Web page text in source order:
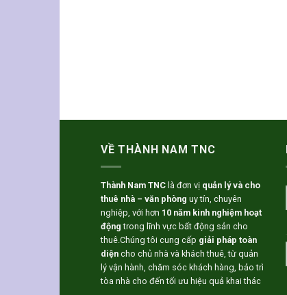
VỀ THÀNH NAM TNC
Thành Nam TNC là đơn vị quản lý và cho
thuê nhà – văn phòng uy tín, chuyên
nghiệp, với hơn 10 năm kinh nghiệm hoạt
động trong lĩnh vực bất động sản cho
thuê.Chúng tôi cung cấp giải pháp toàn
diện cho chủ nhà và khách thuê, từ quản
lý vận hành, chăm sóc khách hàng, bảo trì
tòa nhà cho đến tối ưu hiệu quả khai thác